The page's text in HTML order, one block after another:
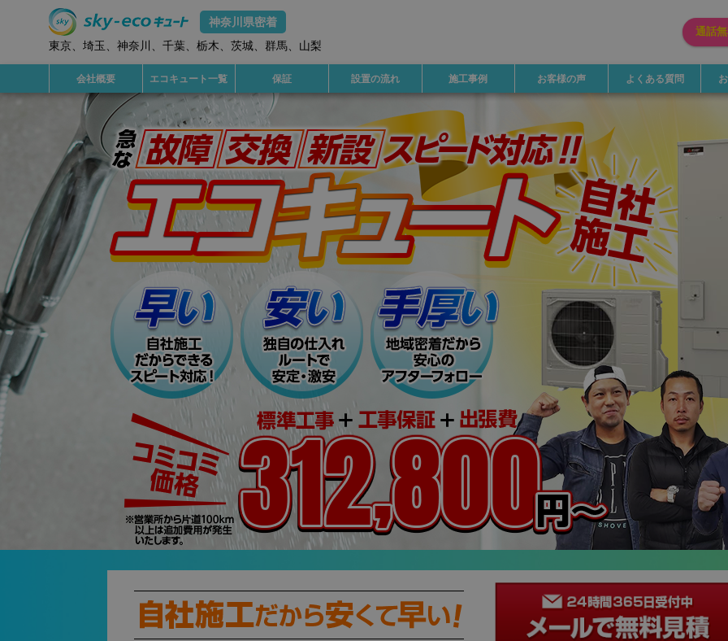
神奈川県密着
東京
埼玉 神奈川 千葉 栃木 茨城 群馬 山梨
通話
会社概要 エコキュート一覧 保証 設置の流れ 施工事例 お客様の声 よくある質問